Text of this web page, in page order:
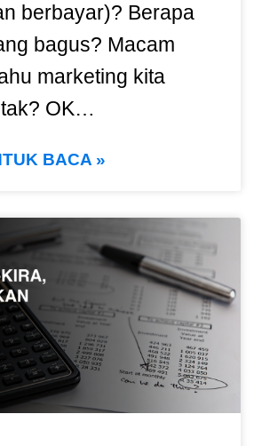
berbayar)? Berapa
bagus? Macam
marketing kita
OK…
BACA »